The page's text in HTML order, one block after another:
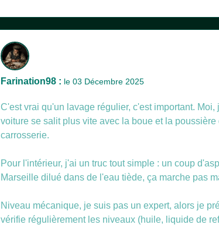
Farination98 : le 03 Décembre 2025
C'est vrai qu'un lavage régulier, c'est important.
voiture se salit plus vite avec la boue et la
carrosserie.
Pour l'intérieur, j'ai un truc tout simple : un coup
Marseille dilué dans de l'eau tiède, ça marche pas
Niveau mécanique, je suis pas un expert, alors je
vérifie régulièrement les niveaux (huile, liquide de